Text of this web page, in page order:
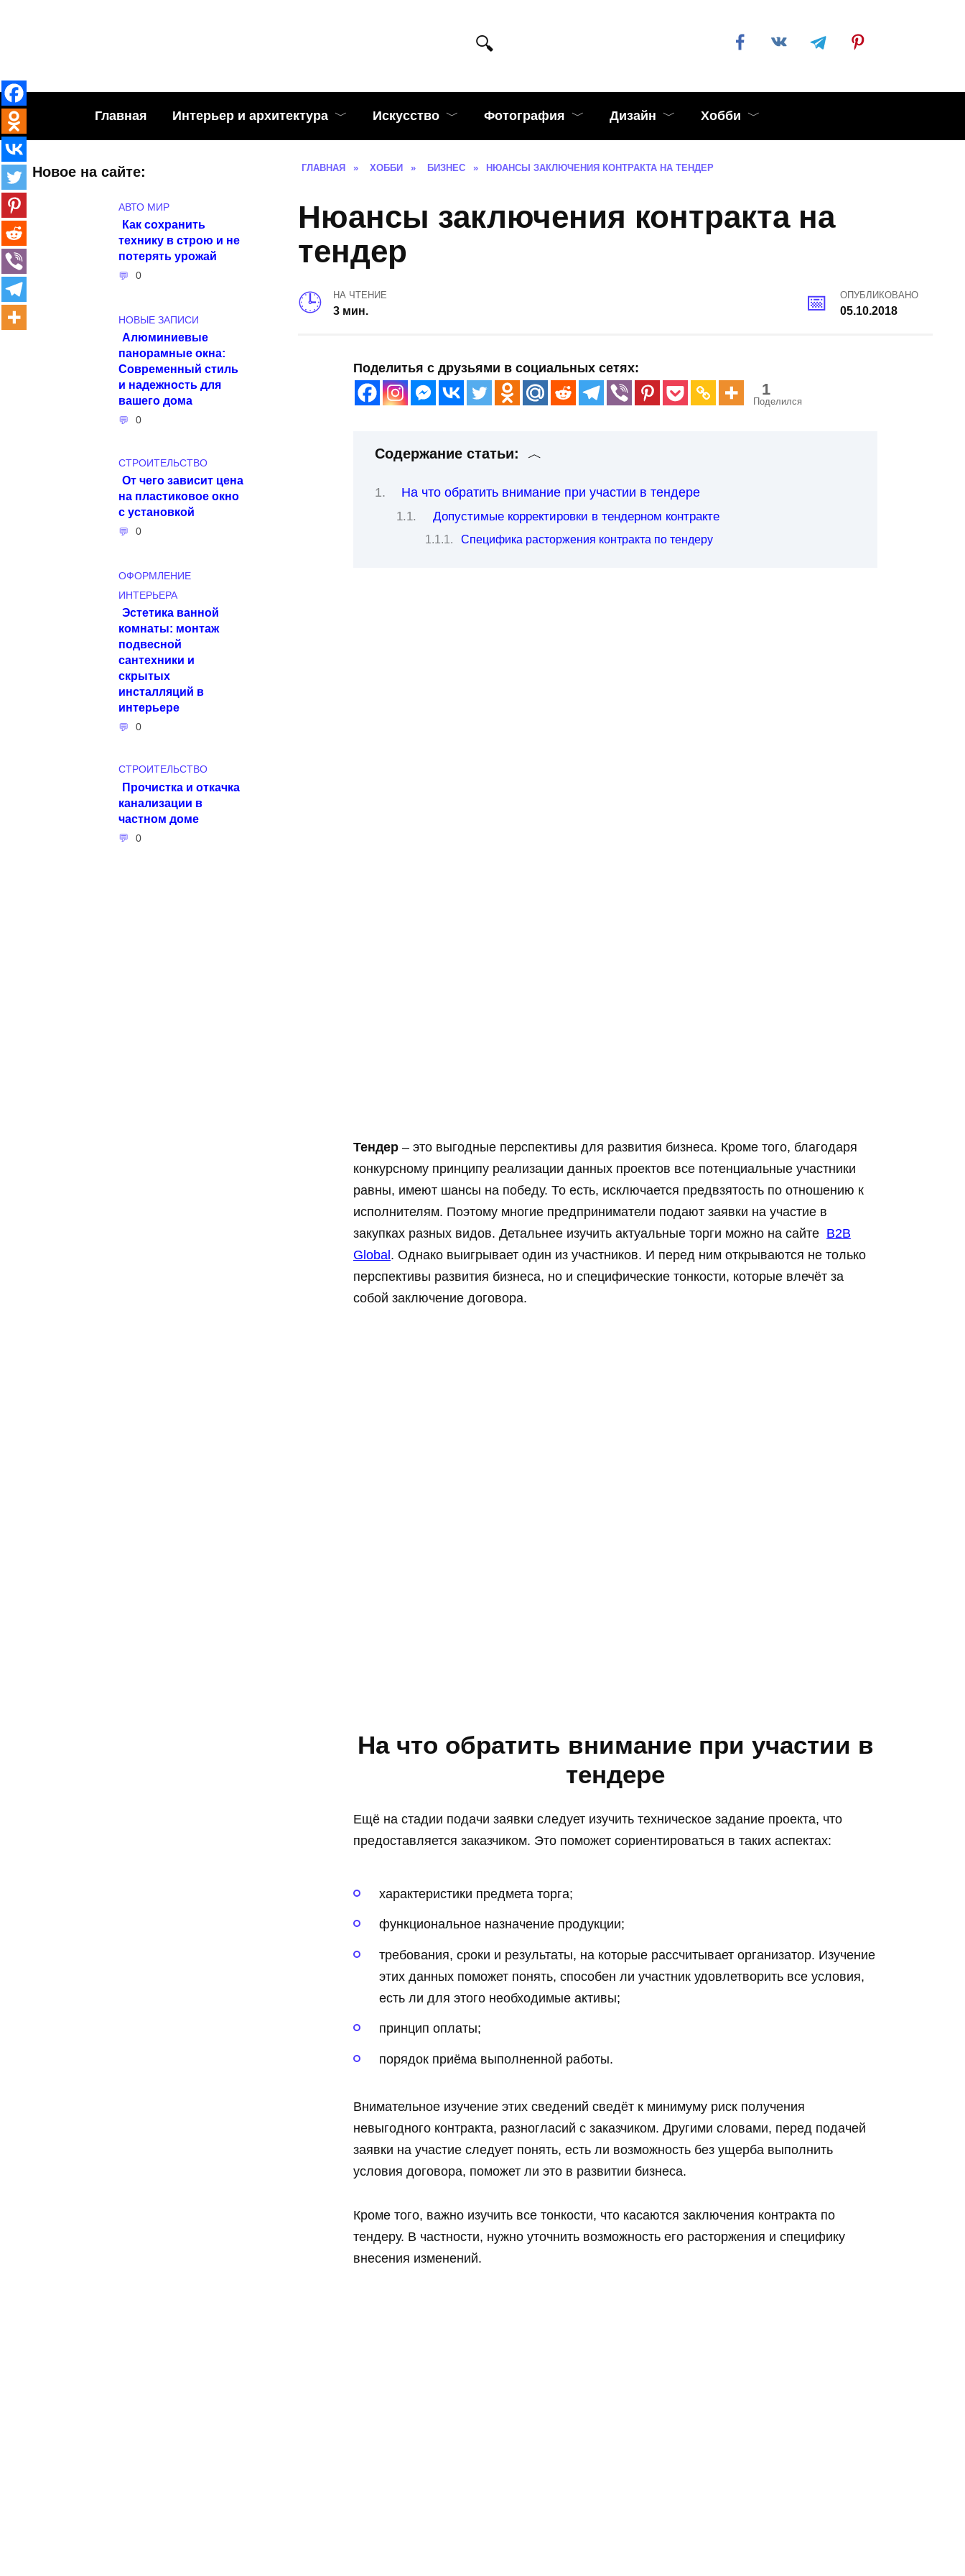
Главная Интерьер и архитектура Искусство Фотография Дизайн Хобби
ГЛАВНАЯ » ХОББИ » БИЗНЕС » НЮАНСЫ ЗАКЛЮЧЕНИЯ КОНТРАКТА НА ТЕНДЕР
Нюансы заключения контракта на
тендер
НА ЧТЕНИЕ
3 мин.
ОПУБЛИКОВАНО
05.10.2018
Поделитья с друзьями в социальных сетях:
1
Поделился
Содержание статьи:
На что обратить внимание при участии в тендере
Допустимые корректировки в тендерном контракте
Специфика расторжения контракта по тендеру
Тендер – это выгодные перспективы для развития бизнеса. Кроме того, благодаря
конкурсному принципу реализации данных проектов все потенциальные участники
равны, имеют шансы на победу. То есть, исключается предвзятость по отношению к
исполнителям. Поэтому многие предприниматели подают заявки на участие в
закупках разных видов. Детальнее изучить актуальные торги можно на сайте B2B
Global. Однако выигрывает один из участников. И перед ним открываются не только
перспективы развития бизнеса, но и специфические тонкости, которые влечёт за
собой заключение договора.
На что обратить внимание при участии в
тендере
Ещё на стадии подачи заявки следует изучить техническое задание проекта, что
предоставляется заказчиком. Это поможет сориентироваться в таких аспектах:
характеристики предмета торга;
функциональное назначение продукции;
требования, сроки и результаты, на которые рассчитывает организатор. Изучение
этих данных поможет понять, способен ли участник удовлетворить все условия,
есть ли для этого необходимые активы;
принцип оплаты;
порядок приёма выполненной работы.
Внимательное изучение этих сведений сведёт к минимуму риск получения
невыгодного контракта, разногласий с заказчиком. Другими словами, перед подачей
заявки на участие следует понять, есть ли возможность без ущерба выполнить
условия договора, поможет ли это в развитии бизнеса.
Кроме того, важно изучить все тонкости, что касаются заключения контракта по
тендеру. В частности, нужно уточнить возможность его расторжения и специфику
внесения изменений.
Новое на сайте:
АВТО МИР
Как сохранить
технику в строю и не
потерять урожай
0
НОВЫЕ ЗАПИСИ
Алюминиевые
панорамные окна:
Современный стиль
и надежность для
вашего дома
0
СТРОИТЕЛЬСТВО
От чего зависит цена
на пластиковое окно
с установкой
0
ОФОРМЛЕНИЕ
ИНТЕРЬЕРА
Эстетика ванной
комнаты: монтаж
подвесной
сантехники и
скрытых
инсталляций в
интерьере
0
СТРОИТЕЛЬСТВО
Прочистка и откачка
канализации в
частном доме
0